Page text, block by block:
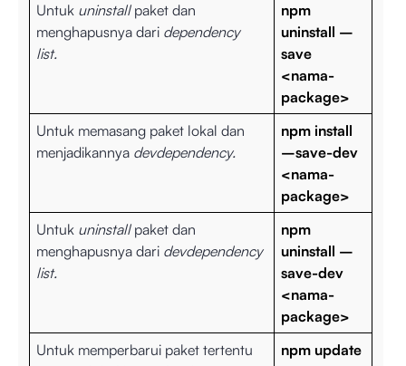
Untuk uninstall paket dan
menghapusnya dari dependency
list.
npm
uninstall –
save
<nama-
package>
Untuk memasang paket lokal dan
menjadikannya devdependency.
npm install
–save-dev
<nama-
package>
Untuk uninstall paket dan
menghapusnya dari devdependency
list.
npm
uninstall –
save-dev
<nama-
package>
Untuk memperbarui paket tertentu
npm update